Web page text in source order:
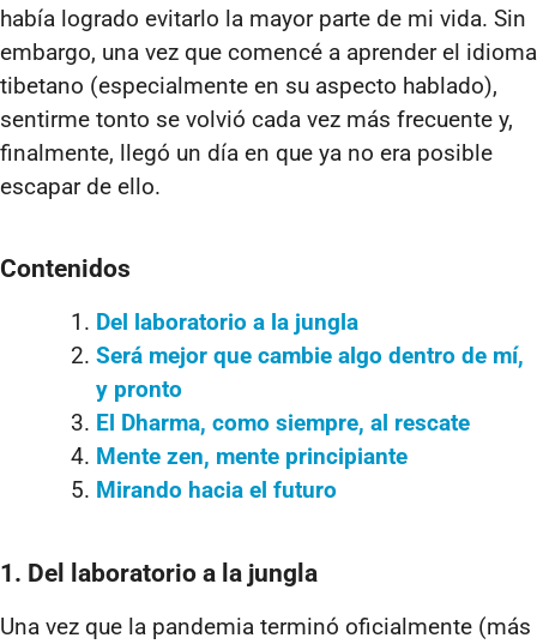
había logrado evitarlo la mayor parte de mi vida. Sin
embargo, una vez que comencé a aprender el idioma
tibetano (especialmente en su aspecto hablado),
sentirme tonto se volvió cada vez más frecuente y,
finalmente, llegó un día en que ya no era posible
escapar de ello.
Contenidos
Del laboratorio a la jungla
Será mejor que cambie algo dentro de mí,
y pronto
El Dharma, como siempre, al rescate
Mente zen, mente principiante
Mirando hacia el futuro
1. Del laboratorio a la jungla
Una vez que la pandemia terminó oficialmente (más